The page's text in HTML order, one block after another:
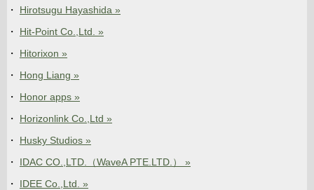
Hirotsugu Hayashida »
Hit-Point Co.,Ltd. »
Hitorixon »
Hong Liang »
Honor apps »
Horizonlink Co.,Ltd »
Husky Studios »
IDAC CO.,LTD.（WaveA PTE.LTD.） »
IDEE Co.,Ltd. »